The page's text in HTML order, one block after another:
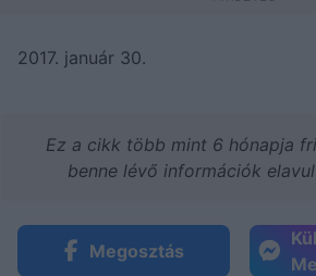
2017. január 30.
Ez a cikk több mint 6 hónapja
benne lévő információk
Megosztás